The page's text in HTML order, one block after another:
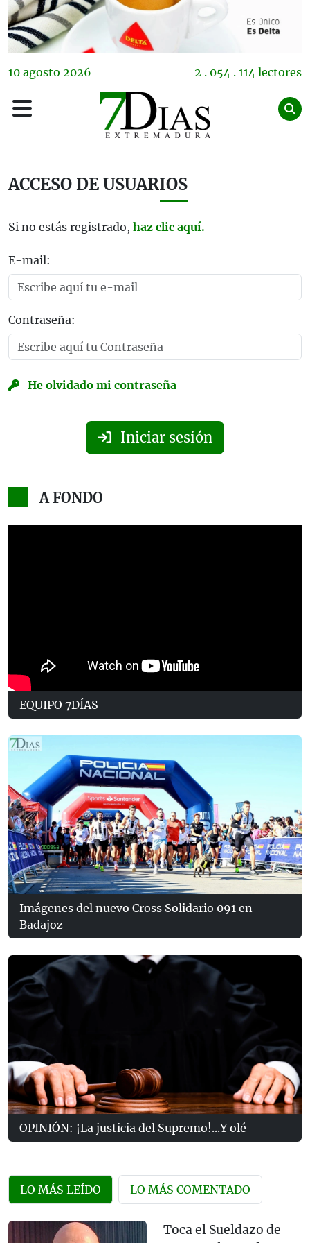
10 agosto 2026 2 . 054 . 114 lectores
ACCESO DE USUARIOS
Si no estás registrado, haz clic aquí.
E-mail:
Contraseña:
He olvidado mi contraseña
Iniciar sesión
A FONDO
EQUIPO 7DÍAS
Imágenes del nuevo Cross Solidario 091 en
Badajoz
OPINIÓN: ¡La justicia del Supremo!...Y olé
LO MÁS LEÍDO LO MÁS COMENTADO
Toca el Sueldazo de